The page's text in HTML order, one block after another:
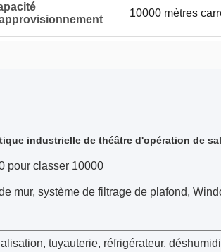
10000 mètres
industrielle de théâtre d'opération de
pour classer 10000
mur, système de filtrage de plafond,
tuyauterie, réfrigérateur,